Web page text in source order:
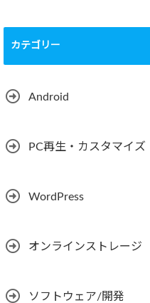
カテゴリー
Android
PC再生・カスタマイズ
WordPress
オンラインストレージ
ソフトウェア/開発